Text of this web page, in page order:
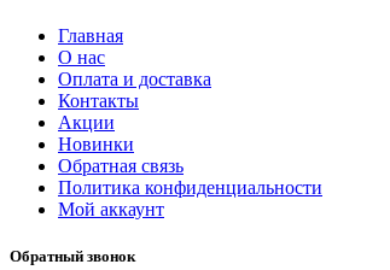
Главная
О нас
Оплата и доставка
Контакты
Акции
Новинки
Обратная связь
Политика конфиденциальности
Мой аккаунт
Обратный звонок